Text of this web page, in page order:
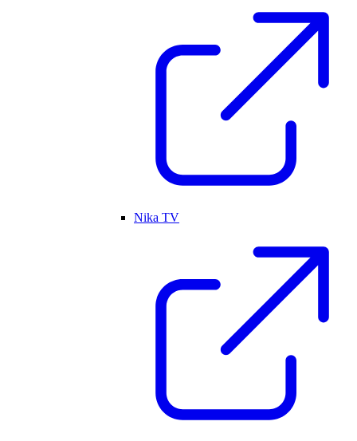
Nika TV